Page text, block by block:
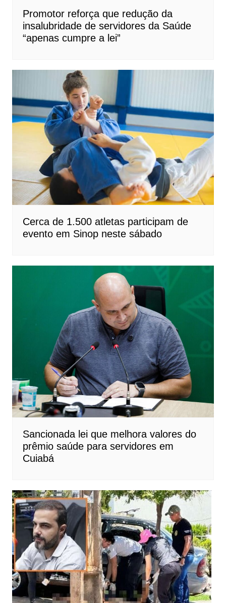
Promotor reforça que redução da
insalubridade de servidores da Saúde
“apenas cumpre a lei”
Cerca de 1.500 atletas participam de
evento em Sinop neste sábado
Sancionada lei que melhora valores do
prêmio saúde para servidores em
Cuiabá